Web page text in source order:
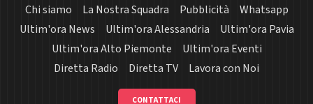
Chi siamo La Nostra Squadra Pubblicità
Whatsapp
Ultim'ora News
Ultim'ora Alessandria
Ultim'ora Pavia
Ultim'ora Alto Piemonte
Ultim'ora Eventi
Diretta Radio
Diretta TV Lavora con Noi
CONTATTACI